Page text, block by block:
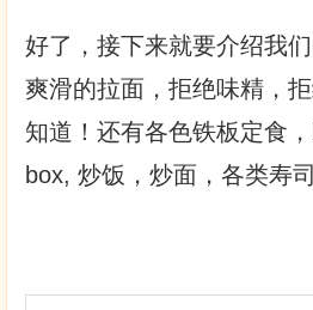
好了，接下来就要介绍我
爽滑的拉面，拒绝味精，
知道！还有各色铁板定食
box, 炒饭，炒面，各类寿司